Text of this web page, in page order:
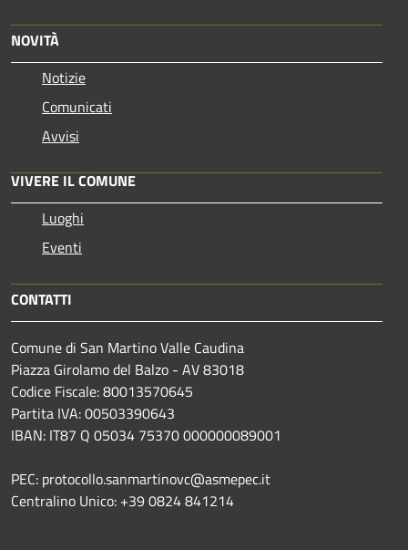
NOVITÀ
Notizie
Comunicati
Avvisi
VIVERE IL COMUNE
Luoghi
Eventi
CONTATTI
Comune di San Martino Valle Caudina
Piazza Girolamo del Balzo - AV 83018
Codice Fiscale: 80013570645
Partita IVA: 00503390643
IBAN: IT87 Q 05034 75370 000000089001
PEC: protocollo.sanmartinovc@asmepec.it
Centralino Unico: +39 0824 841214